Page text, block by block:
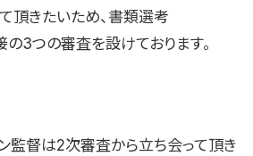
頂きたいため、書類選考
の3つの審査を設けております。
ン監督は2次審査から立ち会って頂き